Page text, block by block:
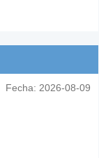
Fecha: 2026-08-09